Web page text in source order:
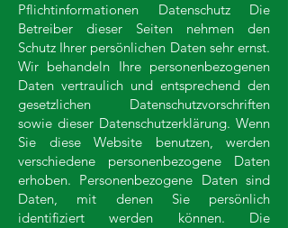
Pflichtinformationen Datenschutz Die
Betreiber dieser Seiten nehmen den
Schutz Ihrer persönlichen Daten sehr ernst.
Wir behandeln Ihre personenbezogenen
Daten vertraulich und entsprechend den
gesetzlichen Datenschutzvorschriften
sowie dieser Datenschutzerklärung. Wenn
Sie diese Website benutzen, werden
verschiedene personenbezogene Daten
erhoben. Personenbezogene Daten sind
Daten, mit denen Sie persönlich
identifiziert werden können. Die